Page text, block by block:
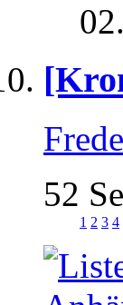
52
1 2 3 4